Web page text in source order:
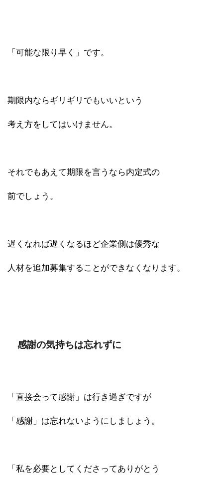
「可能な限り早く」です。
期限内ならギリギリでもいいという
考え方をしてはいけません。
それでもあえて期限を言うなら内定式の
前でしょう。
遅くなれば遅くなるほど企業側は優秀な
人材を追加募集することができなくなります。
感謝の気持ちは忘れずに
「直接会って感謝」は行き過ぎですが
「感謝」は忘れないようにしましょう。
「私を必要としてくださってありがとう